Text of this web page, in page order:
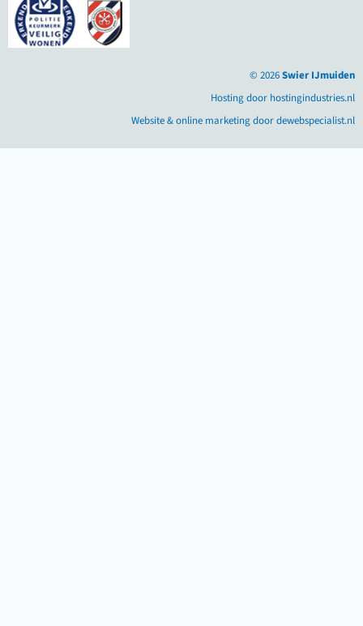
© 2026Swier IJmuiden
Hosting door hostingindustries.nl
Website & online marketing door dewebspecialist.nl